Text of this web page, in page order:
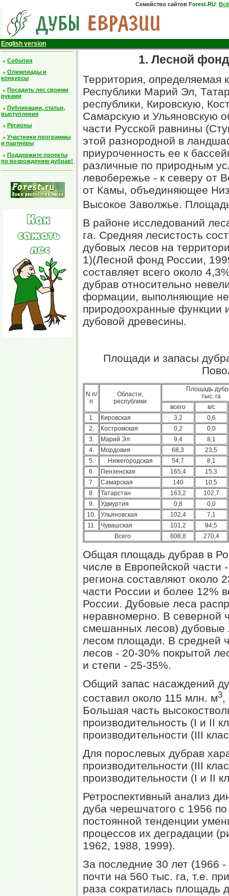
Семейство сайтов Forest.RU:
English version
События
Олимпиады и
конкурсы
Посадить лес своими
руками
Публикации, статьи,
выступления
Регионы
Участники программы
и партнёры
Поддержите проекты
по возрождению дубрав!
1. Лесной
Территория, определяемая
Республики Марий Эл,
республики, Кировскую,
Самарскую и Ульяновскую
части Русской равнины
этой разнородной в
приуроченность ее к
различные по природным
левобережье - к северу от
от Камы, объединяющее
Высокое Заволжье.
В районе исследований
га. Средняя лесистость
дубовых лесов на
1)(Лесной фонд России,
составляет всего около
дубрав относительно
формации, выполняющие
природоохранные функции
дубовой древесины.
Площади и запасы
N п/
п
Области,
республики
Площадь
тыс. га
всего
в/с
1.
Кировская 3,2
0,6
2.
Костромская 0,2
0,0
3.
Марий Эл 9,4
8,1
4.
Мордовия 68,3
23,5
5.
Нижегородская 54,7
8,1
6.
Пензенская 165,4
15,3
7.
Самарская 140
10,5
8.
Татарстан 163,2
102,7
9.
Удмуртия 0,8
0,0
10.
Ульяновская 102,4
7,1
11.
Чувашская 101,2
94,5
Всего
808,8 270,4
Общая площадь дубрав в
числе в Европейской части
региона составляют около
части России и более 12%
России. Дубовые леса
неравномерно. В северной
смешанных лесов) дубовые
лесом площади. В средней
лесов - 20-30% покрытой
и степи - 25-35%.
Общий запас насаждений
составил около 115 млн. м3,
Большая часть
производительность (I и II
производительности (III
Для порослевых дубрав
производительности (III
производительности (I и II
Ретроспективный анализ
дуба черешчатого с 1956
постоянной тенденции
процессов их деградации
1962, 1988, 1999).
За последние 30 лет (1966
почти на 560 тыс. га, т.е.
раза сократилась площадь